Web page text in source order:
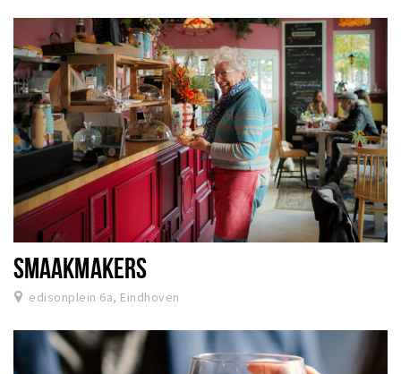
SMAAKMAKERS
edisonplein 6a, Eindhoven